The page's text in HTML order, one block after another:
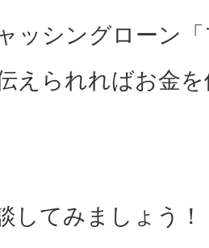
ッシングローン
えられればお金
してみましょう！